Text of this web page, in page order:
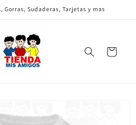
Gorras, Sudaderas, Tarjetas y mas
Carrito